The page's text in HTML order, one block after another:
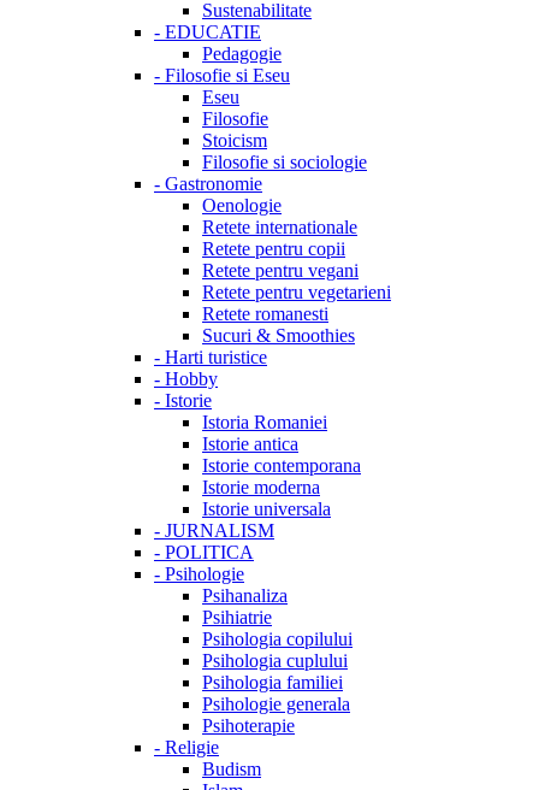
Sustenabilitate
- EDUCATIE
Pedagogie
- Filosofie si Eseu
Eseu
Filosofie
Stoicism
Filosofie si sociologie
- Gastronomie
Oenologie
Retete internationale
Retete pentru copii
Retete pentru vegani
Retete pentru vegetarieni
Retete romanesti
Sucuri & Smoothies
- Harti turistice
- Hobby
- Istorie
Istoria Romaniei
Istorie antica
Istorie contemporana
Istorie moderna
Istorie universala
- JURNALISM
- POLITICA
- Psihologie
Psihanaliza
Psihiatrie
Psihologia copilului
Psihologia cuplului
Psihologia familiei
Psihologie generala
Psihoterapie
- Religie
Budism